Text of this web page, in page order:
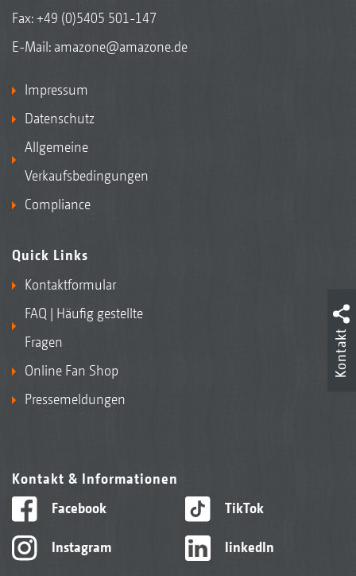
Fax: +49 (0)5405 501-147
E-Mail: amazone@amazone.de
Impressum
Datenschutz
Allgemeine
Verkaufsbedingungen
Compliance
Quick Links
Kontaktformular
FAQ | Häufig gestellte
Fragen
Online Fan Shop
Pressemeldungen
Kontakt & Informationen
Facebook
Instagram
TikTok
linkedIn
Kontakt